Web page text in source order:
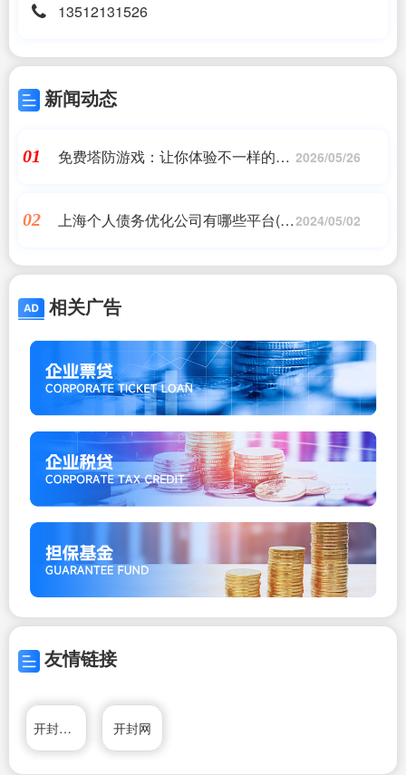
13512131526
新闻动态
01
免费塔防游戏：让你体验不一样的策 2026/05/26
02
上海个人债务优化公司有哪些平台(申2024/05/02
相关广告
友情链接
开封房产网 开封网